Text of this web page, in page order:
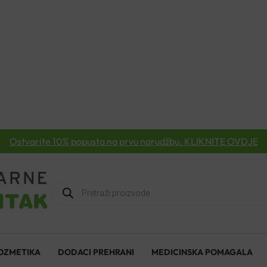
Ostvarite 10% popusta na prvu narudžbu. KLIKNITE OVDJE
Products
search
DODACI PREHRANI MEDICINSKA POMAGALA